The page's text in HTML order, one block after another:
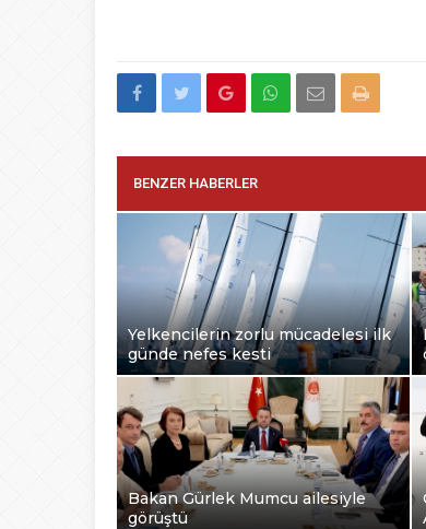
BENZER HABERLER
Yelkencilerin zorlu mücadelesi ilk
günde nefes kesti
Bakan Gürlek Mumcu ailesiyle
görüştü